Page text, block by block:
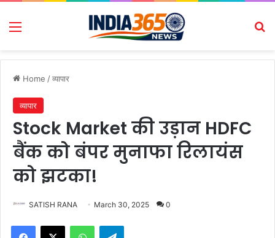
Menu
Home /व्यापार
व्यापार
Stock Market की उड़ान HDFC
बैंक को बंपर मुनाफा रिलायंस
को झटका!
SATISH RANA March 30, 2025 0
Facebook
X WhatsAppTelegram